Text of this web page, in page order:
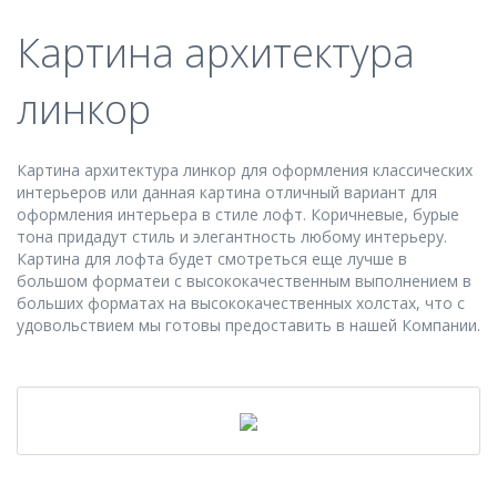
Картина архитектура
линкор
Картина архитектура линкор для оформления классических
интерьеров или данная картина отличный вариант для
оформления интерьера в стиле лофт. Коричневые, бурые
тона придадут стиль и элегантность любому интерьеру.
Картина для лофта будет смотреться еще лучше в
большом форматеи с высококачественным выполнением в
больших форматах на высококачественных холстах, что с
удовольствием мы готовы предоставить в нашей Компании.